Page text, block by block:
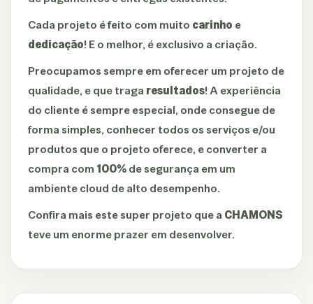
Cada projeto é feito com muito carinho e
dedicação! E o melhor, é exclusivo a criação.
Preocupamos sempre em oferecer um projeto de
qualidade, e que traga resultados! A experiência
do cliente é sempre especial, onde consegue de
forma simples, conhecer todos os serviços e/ou
produtos que o projeto oferece, e converter a
compra com 100%de segurança em um
ambiente cloud de alto desempenho.
Confira mais este super projeto que a CHAMONS
teve um enorme prazer em desenvolver.